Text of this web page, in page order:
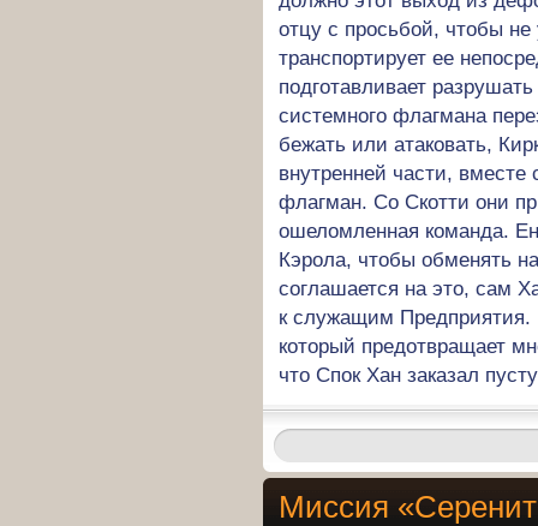
отцу с просьбой, чтобы
транспортирует ее
подготавливает
системного флагмана
бежать или атаковать,
внутренней части,
флагман. Со Скотти они
ошеломленная команда.
Кэрола, чтобы обменять
соглашается на это, сам
к служащим Предприятия.
который предотвращает
что Спок Хан заказал
Миссия